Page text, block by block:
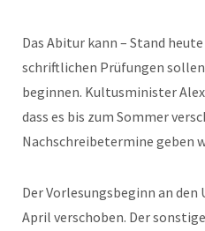
Das Abitur kann – Stand
schriftlichen Prüfungen
beginnen. Kultusminister
dass es bis zum Sommer
Nachschreibetermine geben
Der Vorlesungsbeginn an
April verschoben. Der